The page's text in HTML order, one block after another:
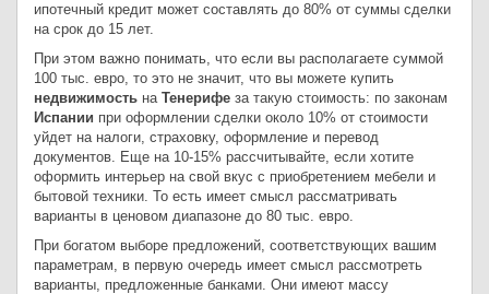
ипотечный кредит может составлять до 80% от суммы сделки
на срок до 15 лет.
При этом важно понимать, что если вы располагаете суммой
100 тыс. евро, то это не значит, что вы можете купить
недвижимость на Тенерифе за такую стоимость: по законам
Испании при оформлении сделки около 10% от стоимости
уйдет на налоги, страховку, оформление и перевод
документов. Еще на 10-15% рассчитывайте, если хотите
оформить интерьер на свой вкус с приобретением мебели и
бытовой техники. То есть имеет смысл рассматривать
варианты в ценовом диапазоне до 80 тыс. евро.
При богатом выборе предложений, соответствующих вашим
параметрам, в первую очередь имеет смысл рассмотреть
варианты, предложенные банками. Они имеют массу